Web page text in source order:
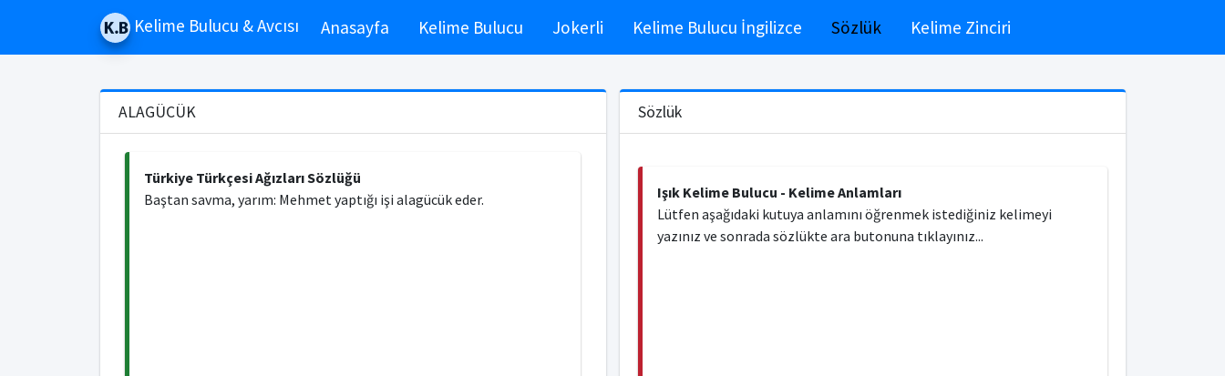
Kelime Bulucu & Avcısı Anasayfa Kelime Bulucu Jokerli Kelime Bulucu İngilizce Sözlük Kelime Zinciri
ALAGÜCÜK
Türkiye Türkçesi Ağızları Sözlüğü
Baştan savma, yarım: Mehmet yaptığı işi alagücük eder.
Sözlük
Işık Kelime Bulucu - Kelime Anlamları
Lütfen aşağıdaki kutuya anlamını öğrenmek istediğiniz kelimeyi
yazınız ve sonrada sözlükte ara butonuna tıklayınız...